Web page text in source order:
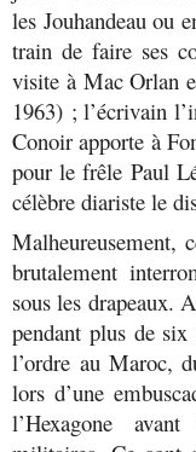
les Jouhandeau ou
train de faire ses
visite à Mac Orlan
1963) ; l’écrivain
Conoir apporte à
pour le frêle Paul
célèbre diariste le
Malheureusement,
brutalement
sous les drapeaux.
pendant plus de
l’ordre au Maroc,
lors d’une
l’Hexagone